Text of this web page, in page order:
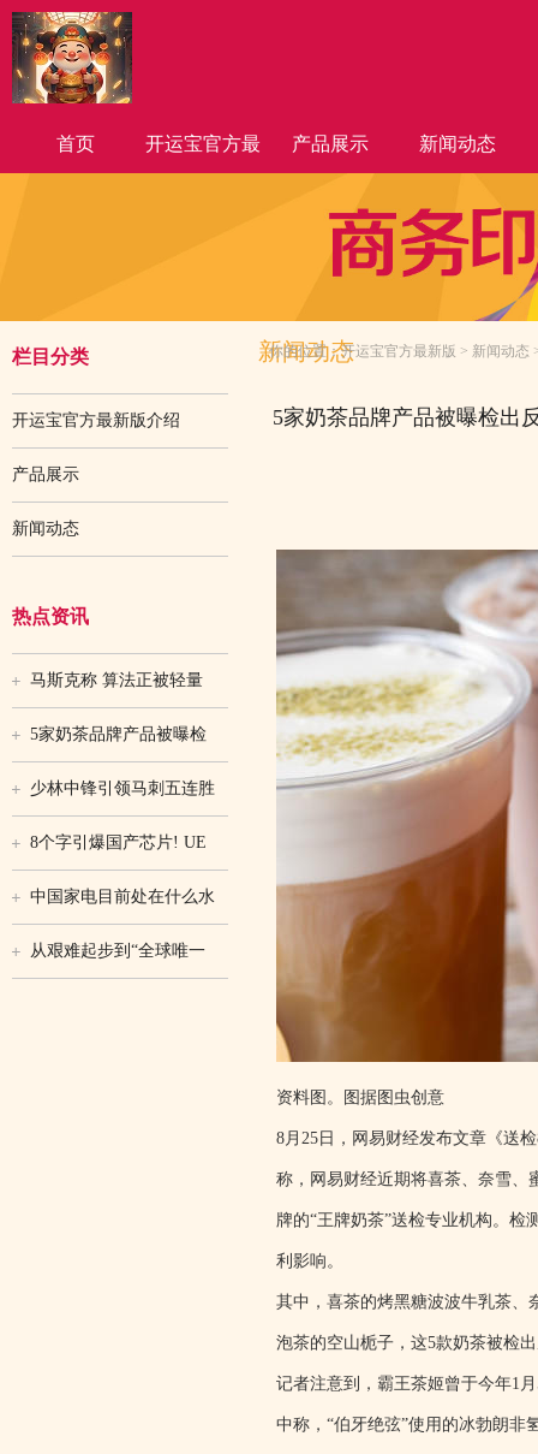
首页 开运宝官方最 产品展示 新闻动态
栏目分类
开运宝官方最新版介绍
产品展示
新闻动态
热点资讯
马斯克称 算法正被轻量
5家奶茶品牌产品被曝检
少林中锋引领马刺五连胜
8个字引爆国产芯片! UE
中国家电目前处在什么水
从艰难起步到“全球唯一
新闻动态
你的位置：开运宝官方最新版 > 新闻动态
5家奶茶品牌产品被曝检出
资料图。图据图虫创意
8月25日，网易财经发布文章《送
称，网易财经近期将喜茶、奈雪、
牌的“王牌奶茶”送检专业机构。
利影响。
其中，喜茶的烤黑糖波波牛乳茶、
泡茶的空山栀子，这5款奶茶被检
记者注意到，霸王茶姬曾于今年1
中称，“伯牙绝弦”使用的冰勃朗非